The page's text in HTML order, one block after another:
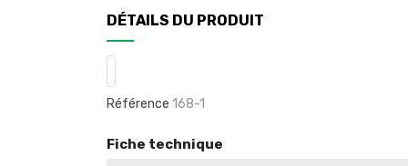
DÉTAILS DU PRODUIT
Référence 168-1
Fiche technique